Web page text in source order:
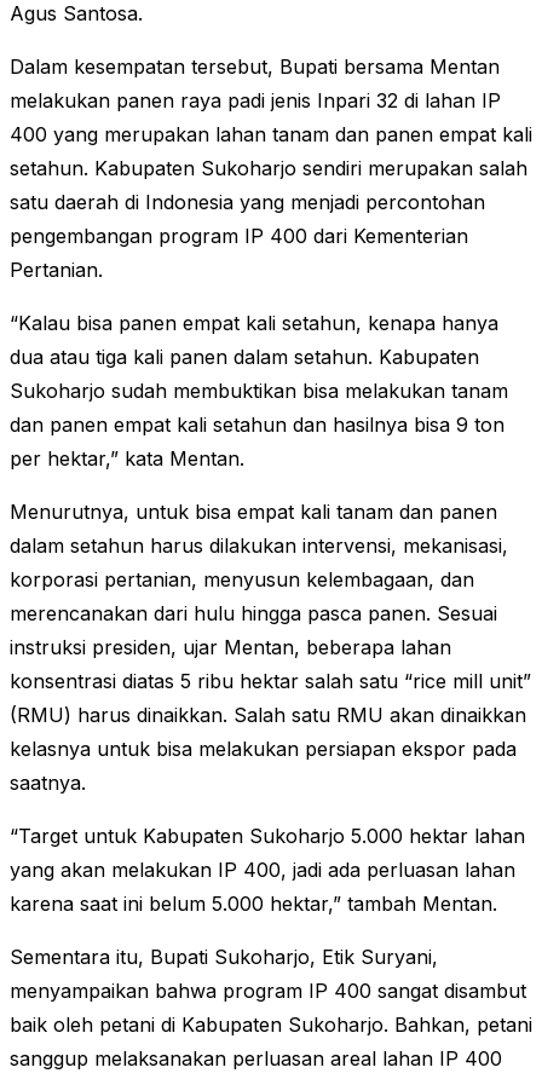
Agus Santosa.
Dalam kesempatan tersebut, Bupati bersama Mentan
melakukan panen raya padi jenis Inpari 32 di lahan IP
400 yang merupakan lahan tanam dan panen empat kali
setahun. Kabupaten Sukoharjo sendiri merupakan salah
satu daerah di Indonesia yang menjadi percontohan
pengembangan program IP 400 dari Kementerian
Pertanian.
“Kalau bisa panen empat kali setahun, kenapa hanya
dua atau tiga kali panen dalam setahun. Kabupaten
Sukoharjo sudah membuktikan bisa melakukan tanam
dan panen empat kali setahun dan hasilnya bisa 9 ton
per hektar,” kata Mentan.
Menurutnya, untuk bisa empat kali tanam dan panen
dalam setahun harus dilakukan intervensi, mekanisasi,
korporasi pertanian, menyusun kelembagaan, dan
merencanakan dari hulu hingga pasca panen. Sesuai
instruksi presiden, ujar Mentan, beberapa lahan
konsentrasi diatas 5 ribu hektar salah satu “rice mill unit”
(RMU) harus dinaikkan. Salah satu RMU akan dinaikkan
kelasnya untuk bisa melakukan persiapan ekspor pada
saatnya.
“Target untuk Kabupaten Sukoharjo 5.000 hektar lahan
yang akan melakukan IP 400, jadi ada perluasan lahan
karena saat ini belum 5.000 hektar,” tambah Mentan.
Sementara itu, Bupati Sukoharjo, Etik Suryani,
menyampaikan bahwa program IP 400 sangat disambut
baik oleh petani di Kabupaten Sukoharjo. Bahkan, petani
sanggup melaksanakan perluasan areal lahan IP 400